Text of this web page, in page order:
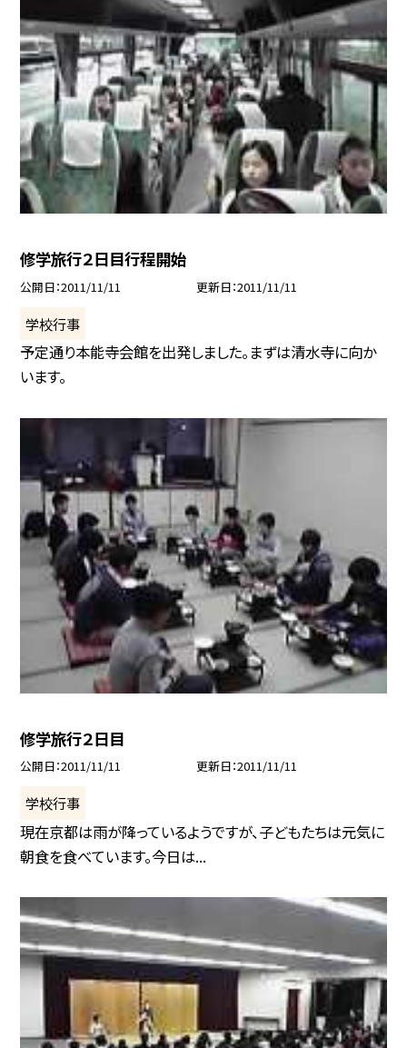
修学旅行２日目行程開始
公開日 2011/11/11 更新日 2011/11/11
学校行事
予定通り本能寺会館を出発しました。まずは清水寺に向か
います。
修学旅行２日目
公開日 2011/11/11 更新日 2011/11/11
学校行事
現在京都は雨が降っているようですが、子どもたちは元気に
朝食を食べています。今日は...